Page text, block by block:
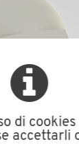
di
accettarli